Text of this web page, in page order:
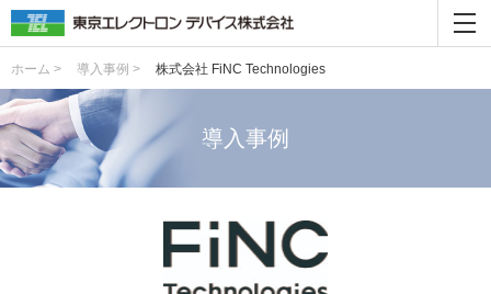
ホーム > 導入事例 > 株式会社 FiNC Technologies
導入事例